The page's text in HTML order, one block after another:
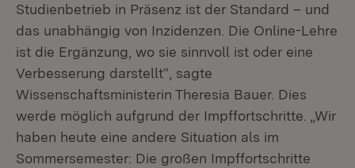
Studienbetrieb in Präsenz ist der Standard – und
das unabhängig von Inzidenzen. Die Online-Lehre
ist die Ergänzung, wo sie sinnvoll ist oder eine
Verbesserung darstellt“, sagte
Wissenschaftsministerin Theresia Bauer. Dies
werde möglich aufgrund der Impffortschritte. „Wir
haben heute eine andere Situation als im
Sommersemester: Die großen Impffortschritte